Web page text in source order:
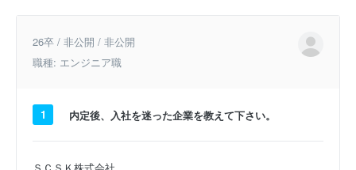
26卒 / 非公開 / 非公開
職種: エンジニア職
1 内定後、入社を迷った企業を教えて下さい。